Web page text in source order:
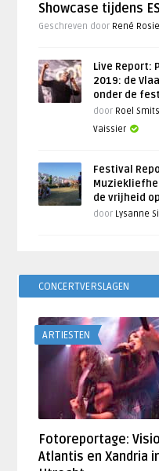
Showcase tijdens
Geschreven door René
Live Report:
2019: de
onder de
door Roel
Vaissier
Festival
de vrijheid
door Lysanne
CONCERTVERSLAGEN
ARTIESTEN
Fotoreportage:
Atlantis en Xandria